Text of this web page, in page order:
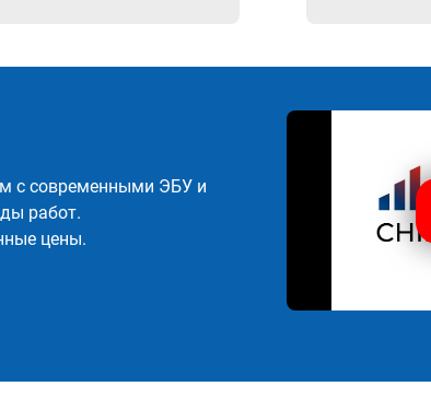
с современными ЭБУ и
работ.
цены.